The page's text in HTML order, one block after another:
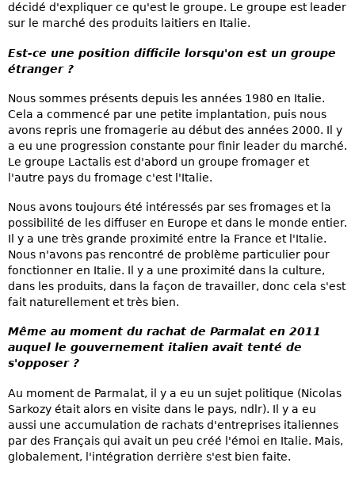
décidé d'expliquer ce qu'est le groupe. Le groupe est leader
sur le marché des produits laitiers en Italie.
Est-ce une position difficile lorsqu'on est un groupe
étranger ?
Nous sommes présents depuis les années 1980 en Italie.
Cela a commencé par une petite implantation, puis nous
avons repris une fromagerie au début des années 2000. Il y
a eu une progression constante pour finir leader du marché.
Le groupe Lactalis est d'abord un groupe fromager et
l'autre pays du fromage c'est l'Italie.
Nous avons toujours été intéressés par ses fromages et la
possibilité de les diffuser en Europe et dans le monde entier.
Il y a une très grande proximité entre la France et l'Italie.
Nous n'avons pas rencontré de problème particulier pour
fonctionner en Italie. Il y a une proximité dans la culture,
dans les produits, dans la façon de travailler, donc cela s'est
fait naturellement et très bien.
Même au moment du rachat de Parmalat en 2011
auquel le gouvernement italien avait tenté de
s'opposer ?
Au moment de Parmalat, il y a eu un sujet politique (Nicolas
Sarkozy était alors en visite dans le pays, ndlr). Il y a eu
aussi une accumulation de rachats d'entreprises italiennes
par des Français qui avait un peu créé l'émoi en Italie. Mais,
globalement, l'intégration derrière s'est bien faite.